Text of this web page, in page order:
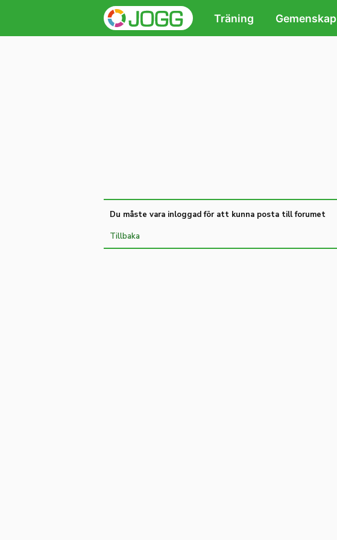
Träning Gemenskap
Du måste vara inloggad för att kunna posta till forumet
Tillbaka